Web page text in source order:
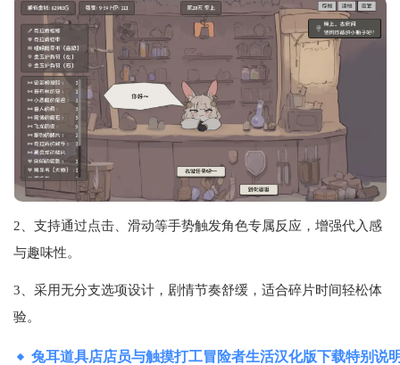
2、支持通过点击、滑动等手势触发角色专属反应，增强代入感
与趣味性。
3、采用无分支选项设计，剧情节奏舒缓，适合碎片时间轻松体
验。
兔耳道具店店员与触摸打工冒险者生活汉化版下载特别说